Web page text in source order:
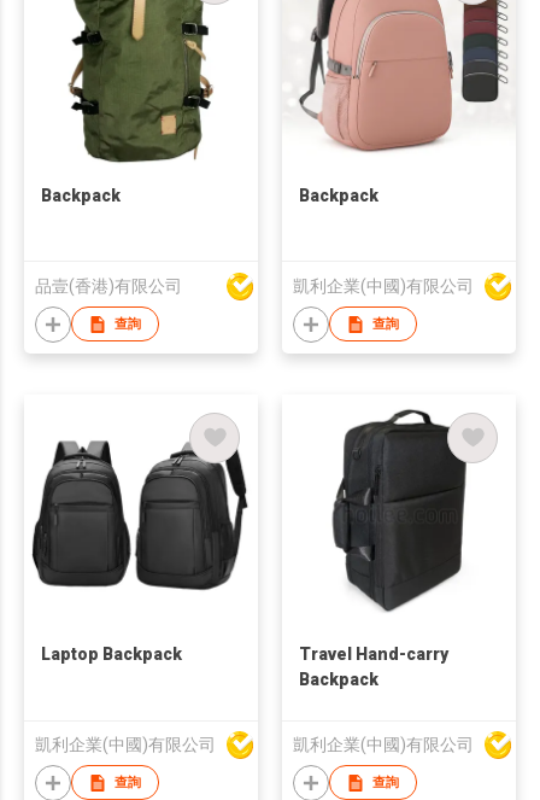
Backpack
品壹(香港)有限公司
查詢
Backpack
凱利企業(中國)有限公司
查詢
Laptop Backpack
凱利企業(中國)有限公司
查詢
Travel Hand-carry
Backpack
凱利企業(中國)有限公司
查詢